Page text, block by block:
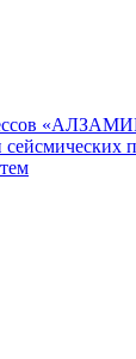
и